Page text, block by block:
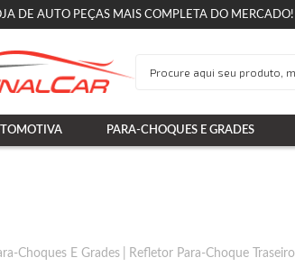
DE AUTO PEÇAS MAIS COMPLETA DO MERCADO!
PARA-CHOQUES E GRADES
Choques E Grades Refletor Para-Choque Traseiro